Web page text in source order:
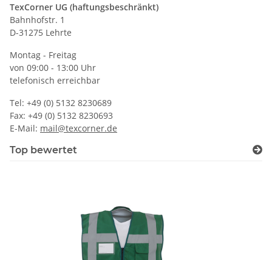
TexCorner UG (haftungsbeschränkt)
Bahnhofstr. 1
D-31275 Lehrte
Montag - Freitag
von 09:00 - 13:00 Uhr
telefonisch erreichbar
Tel: +49 (0) 5132 8230689
Fax: +49 (0) 5132 8230693
E-Mail: mail@texcorner.de
Top bewertet